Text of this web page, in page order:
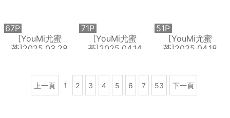
[YouMi尤蜜
荟]2025.03.28
67P
[YouMi尤蜜
荟]2025.04.14
71P
[YouMi尤蜜
荟]2025.04.18
51P
上一頁 1 2 3 4 5 6 7 53 下一頁